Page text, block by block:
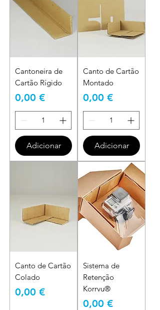
Cantoneira de
Cartão Rígido
Preço
0,00 €
Adicionar
Canto de Cartão
Montado
Preço
0,00 €
Adicionar
Canto de Cartão
Colado
Preço
0,00 €
Sistema de
Retenção
Korrvu®
Preço
0,00 €